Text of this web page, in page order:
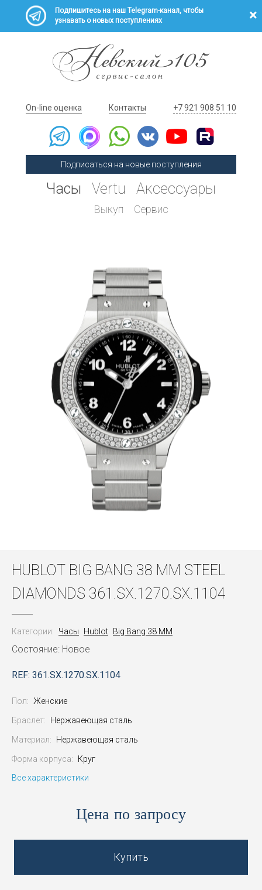
Подпишитесь на наш Telegram-канал, чтобы
узнавать о новых поступлениях
On-line оценка Контакты +7 921 908 51 10
Подписаться на новые поступления
Часы Vertu Аксессуары
Выкуп Сервис
HUBLOT BIG BANG 38 MM STEEL
DIAMONDS 361.SX.1270.SX.1104
Категории: Часы Hublot Big Bang 38 MM
Состояние: Новое
REF: 361.SX.1270.SX.1104
Пол: Женские
Браслет: Нержавеющая сталь
Материал: Нержавеющая сталь
Форма корпуса:
Круг
Все характеристики
Цена по запросу
Купить